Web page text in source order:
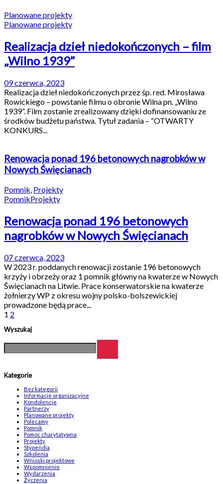
Planowane projekty
Planowane projekty
Realizacja dzieł niedokończonych – film
„Wilno 1939”
09 czerwca, 2023
Realizacja dzieł niedokończonych przez śp. red. Mirosława
Rowickiego – powstanie filmu o obronie Wilna pn. „Wilno
1939”. Film zostanie zrealizowany dzięki dofinansowaniu ze
środków budżetu państwa. Tytuł zadania – “OTWARTY
KONKURS...
Renowacja ponad 196 betonowych nagrobków w
Nowych Święcianach
Pomnik, Projekty
PomnikProjekty
Renowacja ponad 196 betonowych
nagrobków w Nowych Święcianach
07 czerwca, 2023
W 2023 r. poddanych renowacji zostanie 196 betonowych
krzyży i obrzeży oraz 1 pomnik główny na kwaterze w Nowych
Święcianach na Litwie. Prace konserwatorskie na kwaterze
żołnierzy WP z okresu wojny polsko-bolszewickiej
prowadzone będą prace...
1 2
Wyszukaj
Kategorie
Bez kategorii
Informacje organizacyjne
Kondolencje
Partnerzy
Planowane projekty
Polecamy
Pomnik
Pomoc charytatywna
Projekty
Stypendia
Szkolenia
Wnioski projektowe
Wspomnienie
Wydarzenia
Życzenia